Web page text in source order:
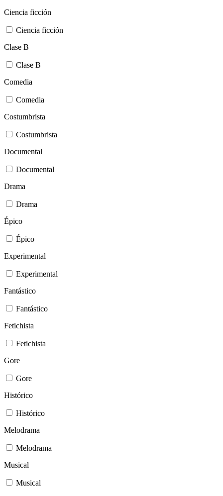
Ciencia ficción
Ciencia ficción
Clase B
Clase B
Comedia
Comedia
Costumbrista
Costumbrista
Documental
Documental
Drama
Drama
Épico
Épico
Experimental
Experimental
Fantástico
Fantástico
Fetichista
Fetichista
Gore
Gore
Histórico
Histórico
Melodrama
Melodrama
Musical
Musical